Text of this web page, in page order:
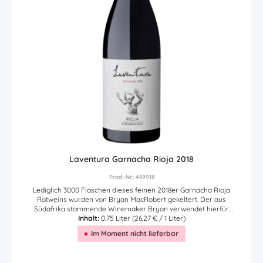
Laventura Garnacha Rioja 2018
Prod.-Nr.: 489918
Lediglich 3000 Flaschen dieses feinen 2018er Garnacha Rioja
Rotweins wurden von Bryan MacRobert gekeltert. Der aus
Südafrika stammende Winemaker Bryan verwendet hierfür
ausschließlich reife Garnacha Trauben selektierter Einzellagen
rund um die Gemeinde Tudelilla in der Sierra la Hez, die allesamt
auf einer Meereshöhe von ca 580 Metern liegen. Der Ertrag pro
Inhalt: 0.75 Liter (26,27 € / 1 Liter)
Im Moment nicht lieferbar